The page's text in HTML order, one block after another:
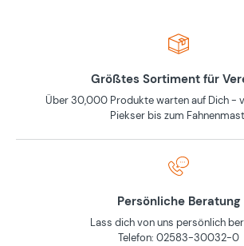
Größtes Sortiment für
Über 30,000 Produkte warten auf Dich -
Piekser bis zum
Persönliche Beratung
Lass dich von uns persönlich
Telefon: 02583-30032-0